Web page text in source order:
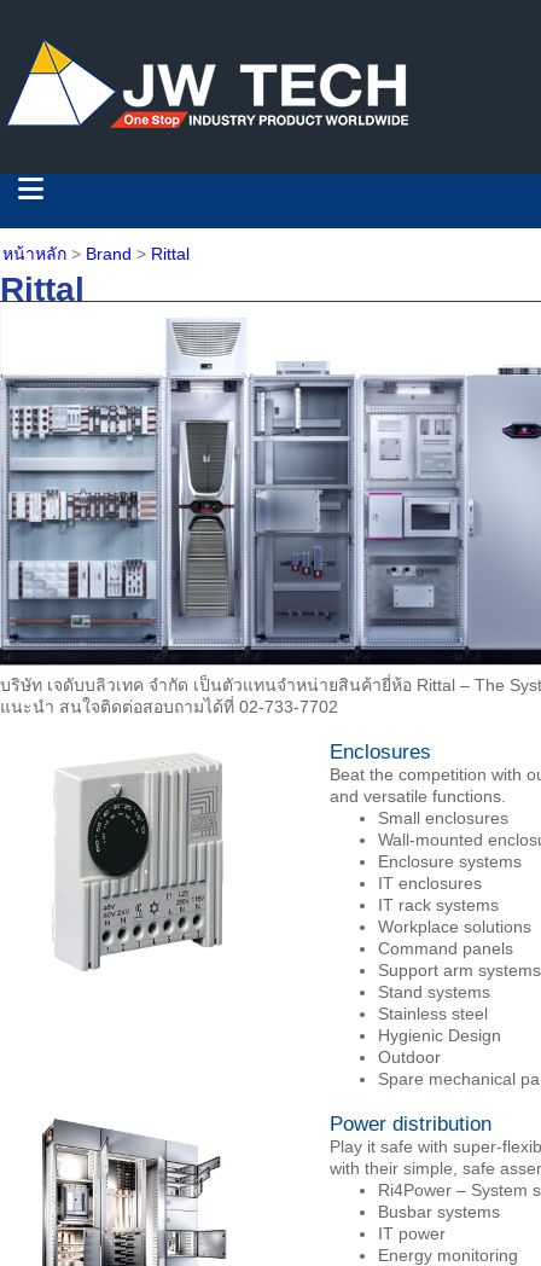
หน้าหลัก > Brand > Rittal
Rittal
บริษัท เจดับบลิวเทค จำกัด เป็นตัวแทนจำหน่ายสินค้ายี่ห้อ Rittal – The
แนะนำ สนใจติดต่อสอบถามได้ที่ 02-733-7702
Enclosures
Beat the competition with
and versatile functions.
Small enclosures
Wall-mounted
Enclosure systems
IT enclosures
IT rack systems
Workplace solutions
Command panels
Support arm systems
Stand systems
Stainless steel
Hygienic Design
Outdoor
Spare mechanical
Power distribution
Play it safe with super-
with their simple, safe
Ri4Power – System
Busbar systems
IT power
Energy monitoring